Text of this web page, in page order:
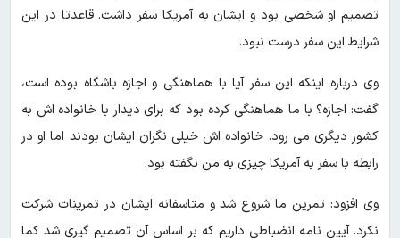
تصمیم او شخصی بود و ایشان به آمریکا سفر داشت. قاعدتا در این
شرایط این سفر درست نبود.
وی درباره اینکه این سفر آیا با هماهنگی و اجازه باشگاه بوده است،
گفت: اجازه؟ با ما هماهنگی کرده بود که برای دیدار با خانواده اش به
کشور دیگری می رود. خانواده اش خیلی نگران ایشان بودند اما او در
رابطه با سفر به آمریکا چیزی به من نگفته بود.
وی افزود: تمرین ما شروع شد و متاسفانه ایشان در تمرینات شرکت
نکرد. آیین نامه انضباطی داریم که بر اساس آن تصمیم گیری شد کما